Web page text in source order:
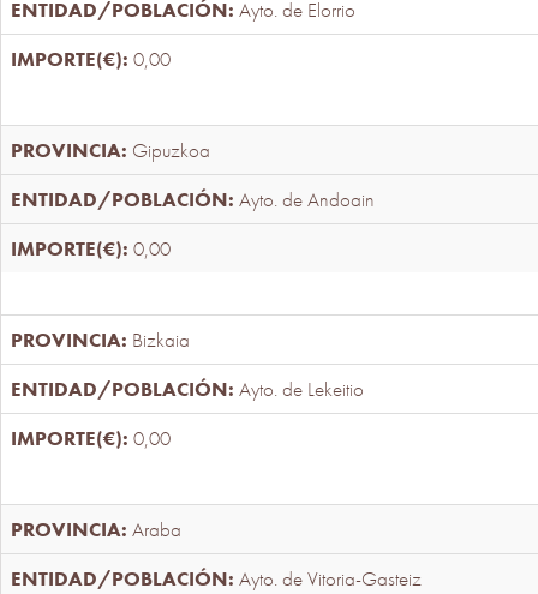
Ayto. de Elorrio
0,00
Gipuzkoa
Ayto. de Andoain
0,00
Bizkaia
Ayto. de Lekeitio
0,00
Araba
Ayto. de Vitoria-Gasteiz